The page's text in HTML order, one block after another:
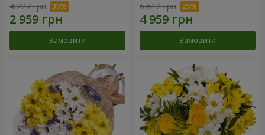
4 227 грн
Замовити
6 612 грн
Замовити